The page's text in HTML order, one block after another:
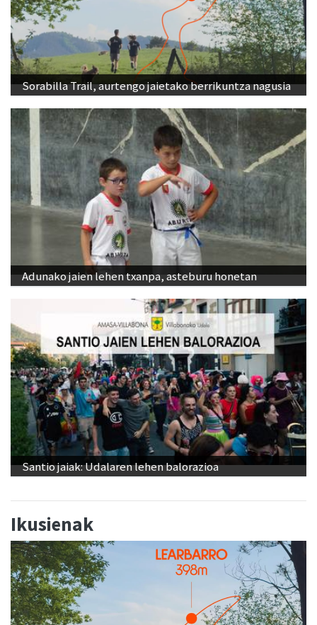
Sorabilla Trail, aurtengo jaietako berrikuntza nagusia
Adunako jaien lehen txanpa, asteburu honetan
Santio jaiak: Udalaren lehen balorazioa
Ikusienak